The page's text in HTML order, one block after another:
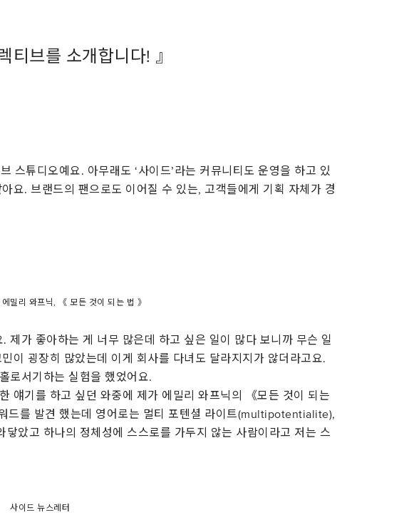
티브를 소개합니다! 』
스튜디오예요. 아무래도 ‘사이드’라는 커뮤니티도 운영을 하고 있
요. 브랜드의 팬으로도 이어질 수 있는, 고객들에게 기획 자체가 경
밀리 와프닉, 《 모든 것이 되는 법 》
제가 좋아하는 게 너무 많은데 하고 싶은 일이 많다 보니까 무슨 일
이 굉장히 많았는데 이게 회사를 다녀도 달라지지가 않더라고요.
로서기하는 실험을 했었어요.
얘기를 하고 싶던 와중에 제가 에밀리 와프닉의 《모든 것이 되는
드를 발견 했는데 영어로는 멀티 포텐셜 라이트(multipotentialite),
았고 하나의 정체성에 스스로를 가두지 않는 사람이라고 저는 스
사이드 뉴스레터